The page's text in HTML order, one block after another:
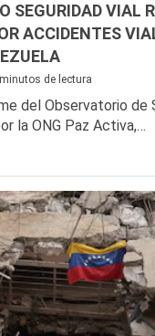
SEGURIDAD VIAL
ACCIDENTES
de lectura
del Observatorio de
la ONG Paz Activa,…